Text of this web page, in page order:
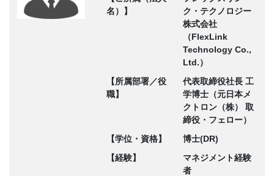
名）】
ク・テクノロジー
株式会社
（FlexLink
Technology Co.,
Ltd.）
【所属部署／役
職】
代表取締役社長 工
学博士（元日本メ
クトロン（株） 取
締役・フェロー）
【学位・資格】
博士(DR)
【経験】
マネジメント経験
者